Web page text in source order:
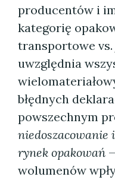
producentów i
kategorię
transportowe
uwzględnia
błędnych
powszechnym
niedoszacowanie
rynek opakowań
wolumenów